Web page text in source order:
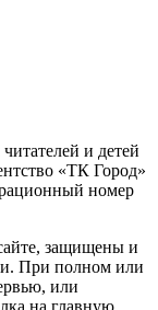
и детей
«ТК Город»
номер
защищены и
При полном или
или
на главную